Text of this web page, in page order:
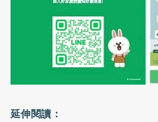
延伸閱讀：